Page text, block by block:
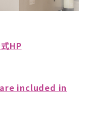
HP
included in